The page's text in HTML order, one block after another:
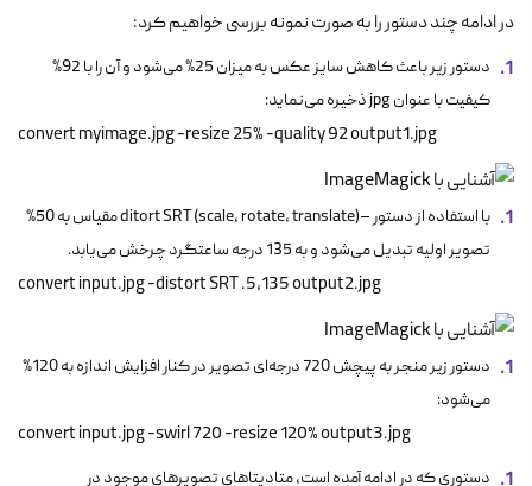
در ادامه چند دستور را به صورت نمونه بررسی خواهیم کرد:
دستور زیر باعث کاهش سایز عکس به میزان 25% می‌شود و آن را با 92%
کیفیت با عنوان jpg ذخیره می‌نماید:
convert myimage.jpg -resize 25% -quality 92 output1.jpg
با استفاده از دستور –ditort SRT (scale, rotate, translate) مقیاس به 50%
تصویر اولیه تبدیل می‌شود و به 135 درجه ساعتگرد چرخش می‌یابد.
convert input.jpg -distort SRT .5,135 output2.jpg
دستور زیر منجر به پیچش 720 درجه‌ای تصویر در کنار افزایش اندازه به 120%
می‌شود:
convert input.jpg -swirl 720 -resize 120% output3.jpg
دستوری که در ادامه آمده است، متادیتاهای تصویرهای موجود در